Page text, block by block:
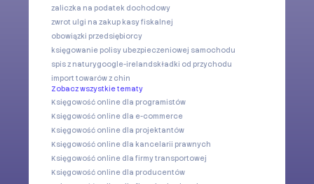
zaliczka na podatek dochodowy
zwrot ulgi na zakup kasy fiskalnej
obowiązki przedsiębiorcy
księgowanie polisy ubezpieczeniowej samochodu
spis z naturygoogle-ireland składki od przychodu
import towarów z chin
Zobacz wszystkie tematy
Księgowość online dla programistów
Księgowość online dla e-commerce
Księgowość online dla projektantów
Księgowość online dla kancelarii prawnych
Księgowość online dla firmy transportowej
Księgowość online dla producentów